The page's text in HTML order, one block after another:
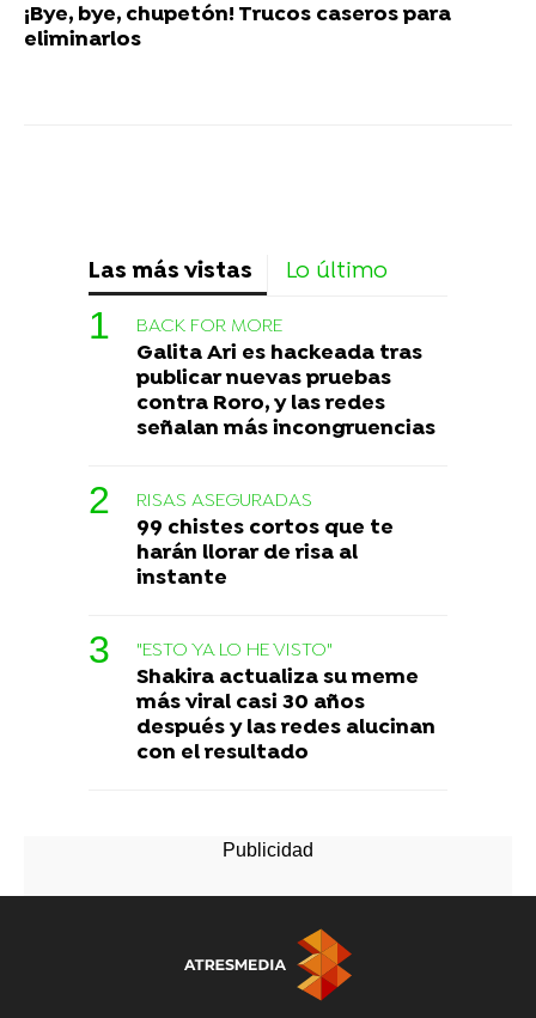
¡Bye, bye, chupetón! Trucos caseros para
eliminarlos
Las más vistas Lo último
BACK FOR MORE
Galita Ari es hackeada tras
publicar nuevas pruebas
contra Roro, y las redes
señalan más incongruencias
RISAS ASEGURADAS
99 chistes cortos que te
harán llorar de risa al
instante
"ESTO YA LO HE VISTO"
Shakira actualiza su meme
más viral casi 30 años
después y las redes alucinan
con el resultado